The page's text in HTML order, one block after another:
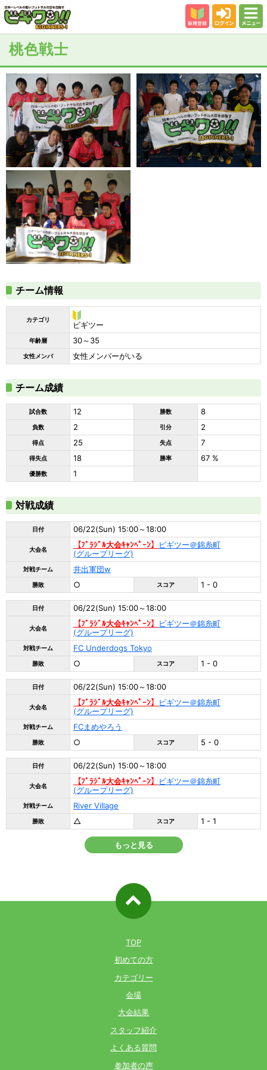
カテゴリー
大会結果
スタッフ紹介
よくある質問
参加者の声
桃色戦士
チーム情報
カテゴリ
ビ
ギ
ツ
ー
ビギツー
年齢層 30～35
女性メンバ 女性メンバーがいる
チーム成績
試合数 12 勝数 8
負数 2 引分 2
得点 25 失点 7
得失点 18 勝率 67 %
優勝数 1
対戦成績
日付 06/22(Sun) 15:00～18:00
大会名 【ﾌﾞﾗｼﾞﾙ大会ｷｬﾝﾍﾟｰﾝ】
ビギツー＠錦糸町
(グループリーグ)
対戦チーム 井出軍団w
勝敗 ○ スコア 1 - 0
日付 06/22(Sun) 15:00～18:00
大会名 【ﾌﾞﾗｼﾞﾙ大会ｷｬﾝﾍﾟｰﾝ】
ビギツー＠錦糸町
(グループリーグ)
対戦チーム FC Underdogs Tokyo
勝敗 ○ スコア 1 - 0
日付 06/22(Sun) 15:00～18:00
大会名 【ﾌﾞﾗｼﾞﾙ大会ｷｬﾝﾍﾟｰﾝ】
ビギツー＠錦糸町
(グループリーグ)
対戦チーム FCまめやろう
勝敗 ○ スコア 5 - 0
日付 06/22(Sun) 15:00～18:00
大会名 【ﾌﾞﾗｼﾞﾙ大会ｷｬﾝﾍﾟｰﾝ】
ビギツー＠錦糸町
(グループリーグ)
対戦チーム River Village
勝敗 △ スコア 1 - 1
もっと見る
TOP
初めての方
カテゴリー
会場
大会結果
スタッフ紹介
よくある質問
参加者の声